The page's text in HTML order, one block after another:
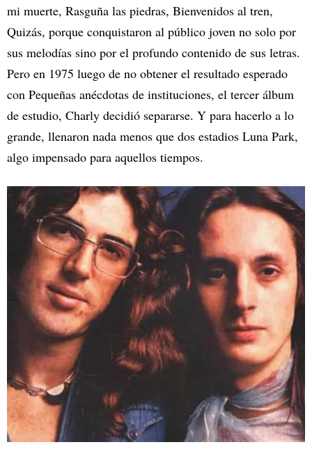
mi muerte, Rasguña las piedras, Bienvenidos al tren,
Quizás, porque conquistaron al público joven no solo por
sus melodías sino por el profundo contenido de sus letras.
Pero en 1975 luego de no obtener el resultado esperado
con Pequeñas anécdotas de instituciones, el tercer álbum
de estudio, Charly decidió separarse. Y para hacerlo a lo
grande, llenaron nada menos que dos estadios Luna Park,
algo impensado para aquellos tiempos.